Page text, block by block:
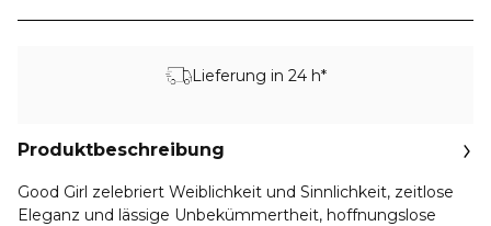
Lieferung in 24 h*
Produktbeschreibung
Good Girl zelebriert Weiblichkeit und Sinnlichkeit, zeitlose
Eleganz und lässige Unbekümmertheit, hoffnungslose